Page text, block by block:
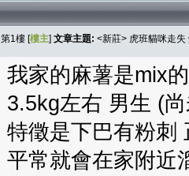
第1樓 [樓主] 文章主題: <新莊> 虎班貓咪走失
我家的麻薯是mix
3.5kg左右 男生 (
特徵是下巴有粉刺
平常就會在家附近